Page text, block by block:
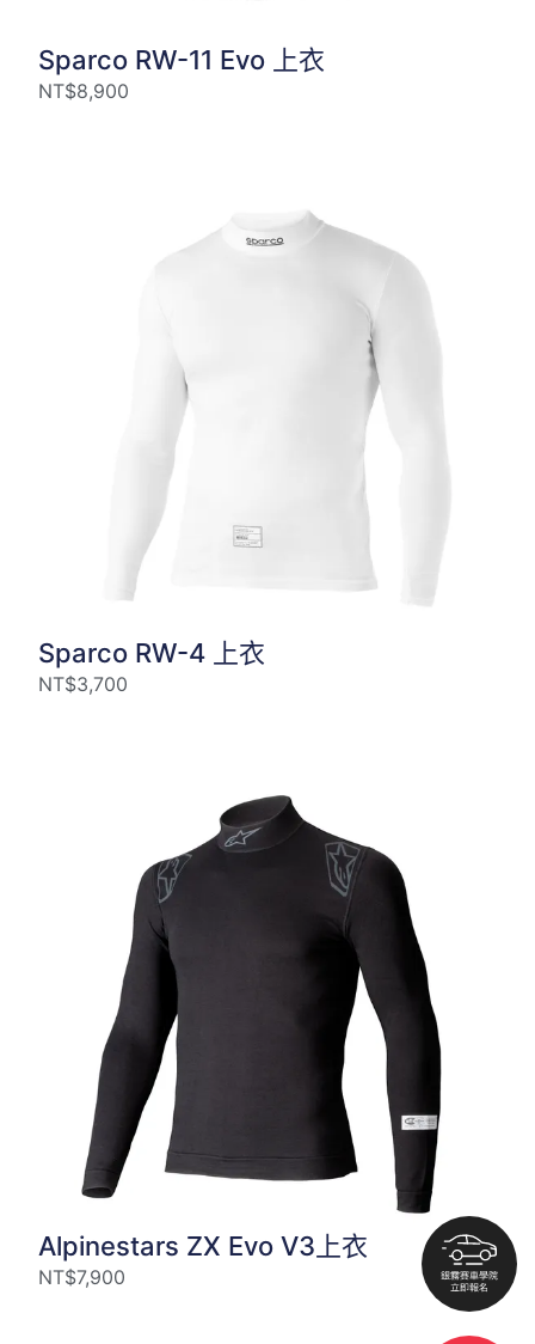
Sparco RW-11 Evo 上衣
NT$8,900
Sparco RW-4 上衣
NT$3,700
Alpinestars ZX Evo V3上衣
NT$7,900